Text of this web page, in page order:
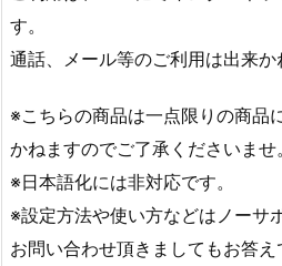
す。
通話、メール等のご利用は出来か
※こちらの商品は一点限りの商品
かねますのでご了承くださいませ。
※日本語化には非対応です。
※設定方法や使い方などはノーサ
お問い合わせ頂きましてもお答